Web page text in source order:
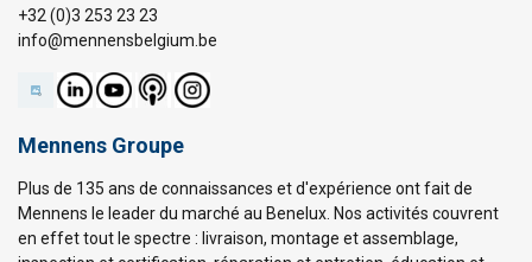
+32 (0)3 253 23 23
info@mennensbelgium.be
Mennens Groupe
Plus de 135 ans de connaissances et d'expérience ont fait de
Mennens le leader du marché au Benelux. Nos activités couvrent
en effet tout le spectre : livraison, montage et assemblage,